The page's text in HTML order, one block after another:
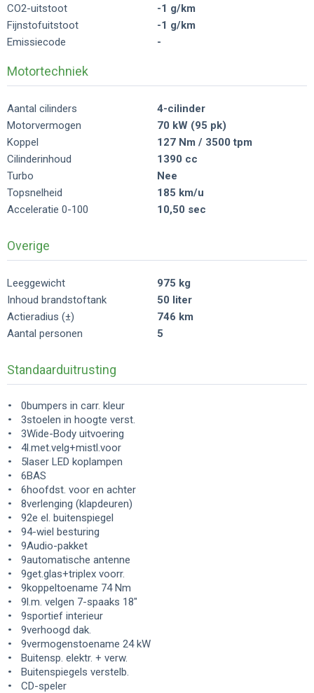
CO2-uitstoot
-1 g/km
Fijnstofuitstoot
-1 g/km
Emissiecode
-
Motortechniek
Aantal cilinders
4-cilinder
Motorvermogen
70 kW (95 pk)
Koppel
127 Nm / 3500 tpm
Cilinderinhoud
1390 cc
Turbo
Nee
Topsnelheid
185 km/u
Acceleratie 0-100
10,50 sec
Overige
Leeggewicht
975 kg
Inhoud brandstoftank
50 liter
Actieradius (±)
746 km
Aantal personen
5
Standaarduitrusting
0bumpers in carr. kleur
3stoelen in hoogte verst.
3Wide-Body uitvoering
4l.met.velg+mistl.voor
5laser LED koplampen
6BAS
6hoofdst. voor en achter
8verlenging (klapdeuren)
92e el. buitenspiegel
94-wiel besturing
9Audio-pakket
9automatische antenne
9get.glas+triplex voorr.
9koppeltoename 74 Nm
9l.m. velgen 7-spaaks 18"
9sportief interieur
9verhoogd dak.
9vermogenstoename 24 kW
Buitensp. elektr. + verw.
Buitenspiegels verstelb.
CD-speler